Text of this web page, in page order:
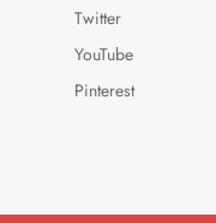
Twitter
YouTube
Pinterest